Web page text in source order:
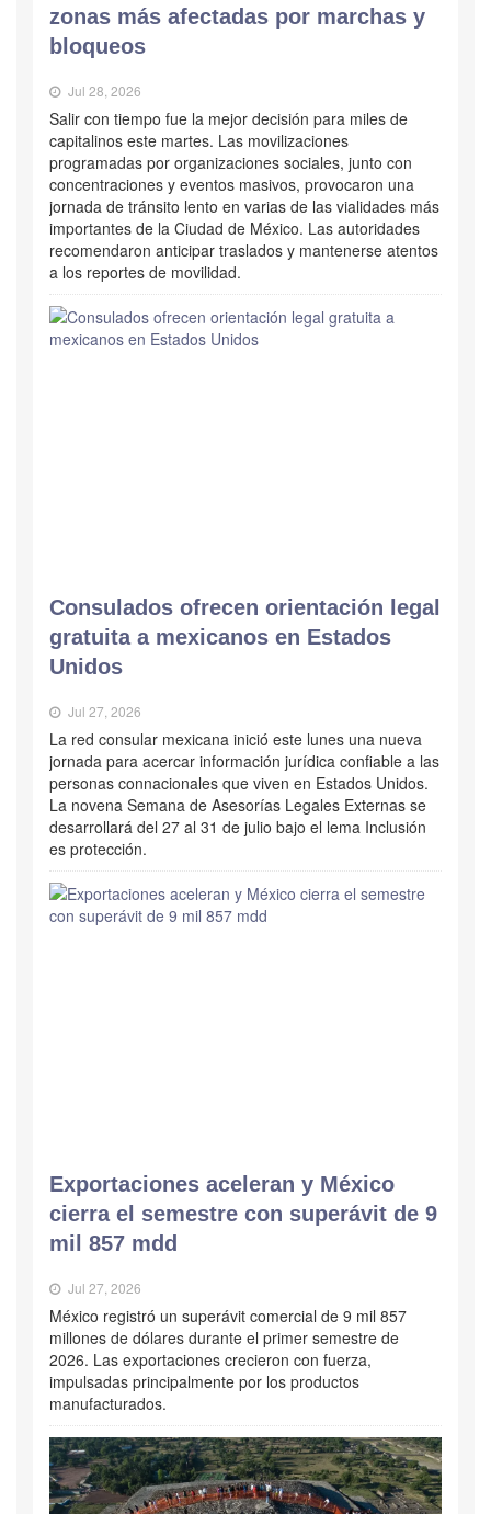
zonas más afectadas por marchas y
bloqueos
Jul 28, 2026
Salir con tiempo fue la mejor decisión para miles de
capitalinos este martes. Las movilizaciones
programadas por organizaciones sociales, junto con
concentraciones y eventos masivos, provocaron una
jornada de tránsito lento en varias de las vialidades más
importantes de la Ciudad de México. Las autoridades
recomendaron anticipar traslados y mantenerse atentos
a los reportes de movilidad.
Consulados ofrecen orientación legal
gratuita a mexicanos en Estados
Unidos
Jul 27, 2026
La red consular mexicana inició este lunes una nueva
jornada para acercar información jurídica confiable a las
personas connacionales que viven en Estados Unidos.
La novena Semana de Asesorías Legales Externas se
desarrollará del 27 al 31 de julio bajo el lema Inclusión
es protección.
Exportaciones aceleran y México
cierra el semestre con superávit de 9
mil 857 mdd
Jul 27, 2026
México registró un superávit comercial de 9 mil 857
millones de dólares durante el primer semestre de
2026. Las exportaciones crecieron con fuerza,
impulsadas principalmente por los productos
manufacturados.